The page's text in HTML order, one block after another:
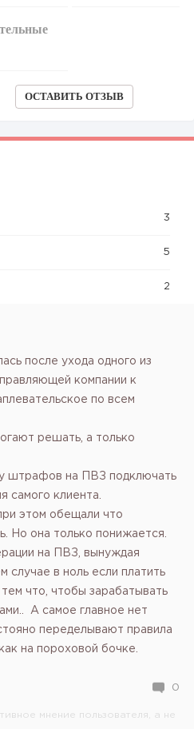
ОСТАВИТЬ ОТЗЫВ
3
5
2
после ухода одного из
компании к
по всем
решать, а только
штрафов на ПВЗ подключать
самого клиента.
этом обещали что
Но она только понижается.
на ПВЗ, вынуждая
случае в ноль если платить
что, чтобы зарабатывать
А самое главное нет
переделывают правила
на пороховой бочке.
0
мнение пользователя, а не